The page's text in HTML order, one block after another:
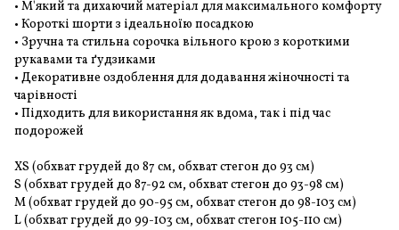
• М'який та дихаючий матеріал для максимального комфорту
• Короткі шорти з ідеальноїю посадкою
• Зручна та стильна сорочка вільного крою з короткими
рукавами та ґудзиками
• Декоративне оздоблення для додавання жіночності та
чарівності
• Підходить для використання як вдома, так і під час
подорожей
XS (обхват грудей до 87 см, обхват стегон до 93 см)
S (обхват грудей до 87-92 см, обхват стегон до 93-98 см)
M (обхват грудей до 90-95 см, обхват стегон до 98-103 см)
L (обхват грудей до 99-103 см, обхват стегон 105-110 см)